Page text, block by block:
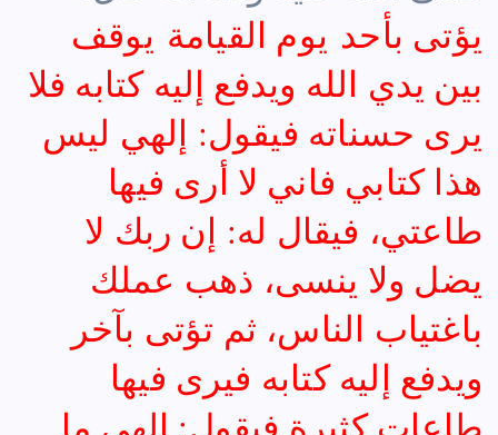
يؤتى بأحد يوم القيامة يوقف
بين يدي الله ويدفع إليه كتابه فلا
يرى حسناته فيقول: إلهي ليس
هذا كتابي فاني لا أرى فيها
طاعتي، فيقال له: إن ربك لا
يضل ولا ينسى، ذهب عملك
باغتياب الناس، ثم تؤتى بآخر
ويدفع إليه كتابه فيرى فيها
طاعات كثيرة فيقول: إلهي ما